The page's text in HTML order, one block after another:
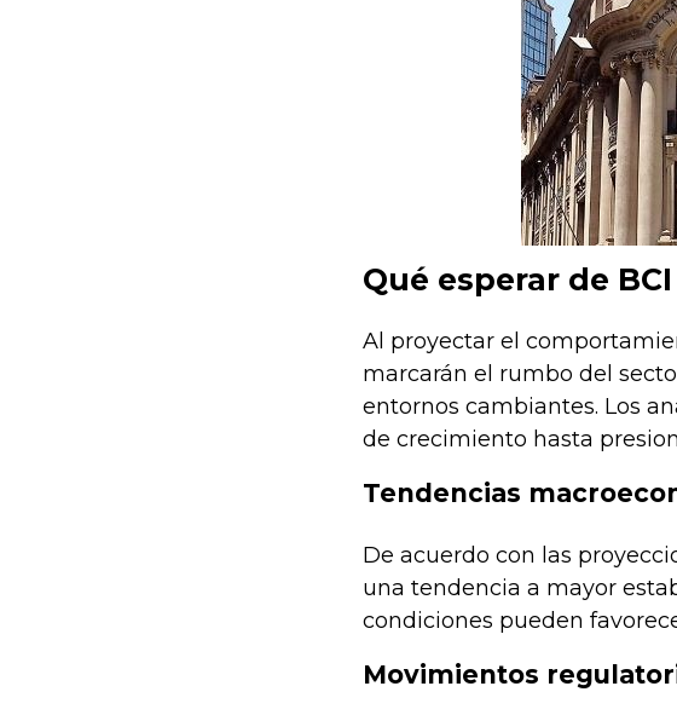
Qué esperar de
Al proyectar el
marcarán el rumbo del
entornos cambiantes. Los
de crecimiento hasta
Tendencias
De acuerdo con las
una tendencia a mayor
condiciones pueden
Movimientos